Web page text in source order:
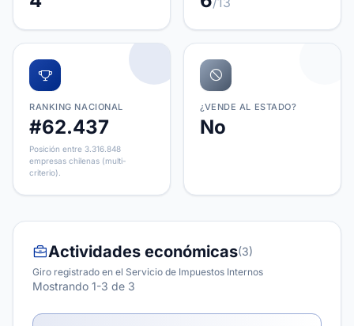
RANKING NACIONAL
#62.437
Posición entre 3.316.848
empresas chilenas (multi-
criterio).
¿VENDE AL ESTADO?
No
Actividades económicas(3)
Giro registrado en el Servicio de Impuestos Internos
Mostrando 1-3 de 3